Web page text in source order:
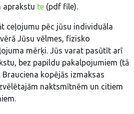
aprakstu te (pdf file).
ceļojumu pēc jūsu individuāla
Jūsu vēlmes, fizisko
mērķi. Jūs varat pasūtīt arī
bez papildu pakalpojumiem (tā
Brauciena kopējās izmaksas
naktsmītnēm un citiem